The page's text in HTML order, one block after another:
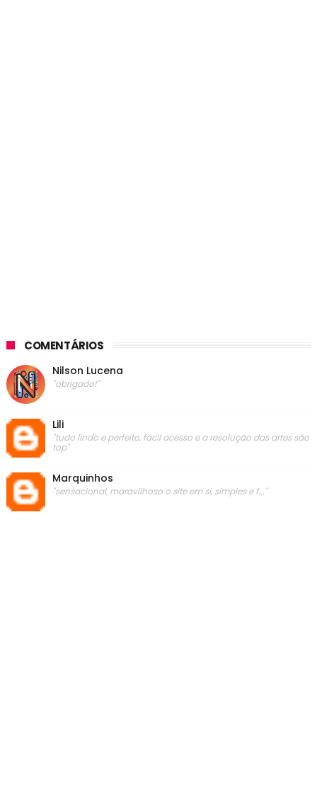
COMENTÁRIOS
Nilson Lucena
"obrigado!"
Lili
"tudo lindo e perfeito, fácil acesso e a resolução das artes são
top"
Marquinhos
"sensacional, maravilhoso o site em si, simples e f..."